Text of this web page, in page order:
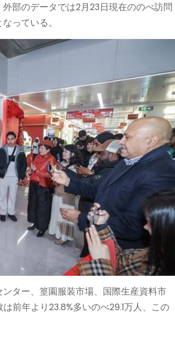
部のデータでは2月23日現在ののべ訪問
っている。
ター、篁園服装市場、国際生産資料市
前年より23.8%多いのべ29.1万人、この